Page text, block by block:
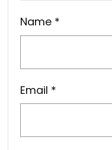
Name *
Email *